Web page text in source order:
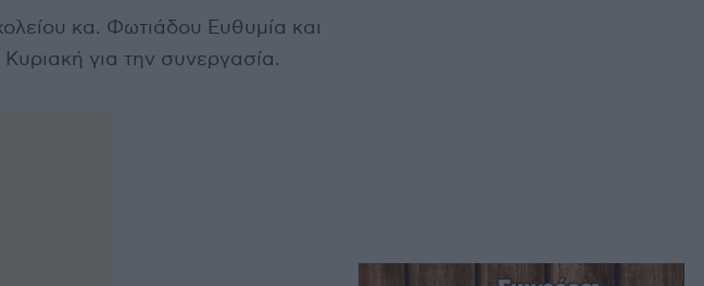
κα. Φωτιάδου Ευθυμία και
για την συνεργασία.